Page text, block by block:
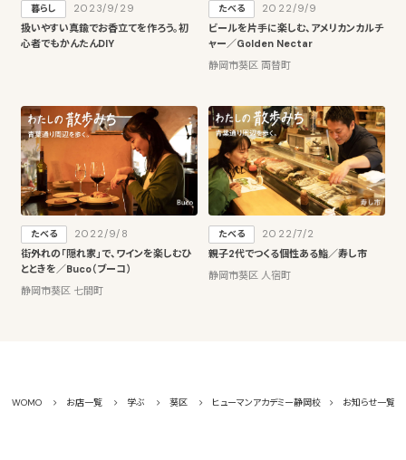
暮らし
2023/9/29
扱いやすい真鍮でお香立てを作ろう。初
心者でもかんたんDIY
たべる
2022/9/9
ビールを片手に楽しむ、アメリカンカルチ
ャー／Golden Nectar
静岡市葵区 両替町
たべる
2022/9/8
街外れの「隠れ家」で、ワインを楽しむひ
とときを／Buco（ブーコ）
静岡市葵区 七間町
たべる
2022/7/2
親子2代でつくる個性ある鮨／寿し市
静岡市葵区 人宿町
WOMO お店一覧 学ぶ 葵区 ヒューマンアカデミー静岡校 お知らせ一覧